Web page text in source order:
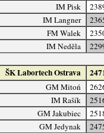
IM Pisk
IM Langner
FM Walek
IM Neděla
ŠK Labortech Ostrava
GM Mitoń
IM Rašík
GM Jakubiec
GM Jedynak